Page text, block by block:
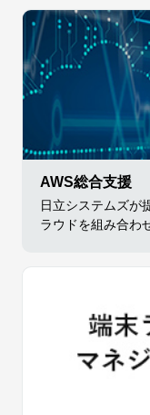
AWS総合支援
日立システムズが
ラウドを組み合わ